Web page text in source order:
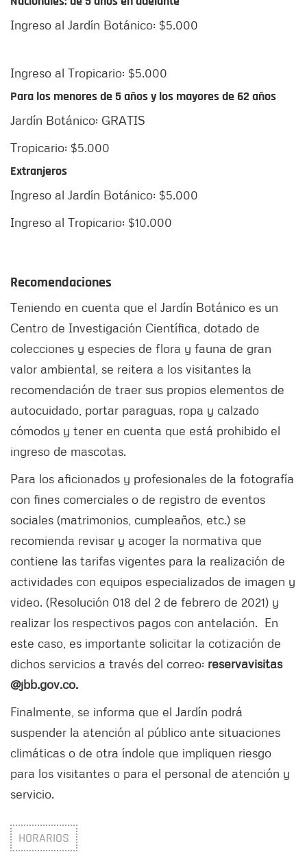
Ingreso al Jardín Botánico: $5.000
Ingreso al Tropicario: $5.000
Para los menores de 5 años y los mayores de 62 años
Jardín Botánico: GRATIS
Tropicario: $5.000
Extranjeros
Ingreso al Jardín Botánico: $5.000
Ingreso al Tropicario: $10.000
Recomendaciones
Teniendo en cuenta que el Jardín Botánico es un
Centro de Investigación Científica, dotado de
colecciones y especies de flora y fauna de gran
valor ambiental, se reitera a los visitantes la
recomendación de traer sus propios elementos de
autocuidado, portar paraguas, ropa y calzado
cómodos y tener en cuenta que está prohibido el
ingreso de mascotas.
Para los aficionados y profesionales de la fotografía
con fines comerciales o de registro de eventos
sociales (matrimonios, cumpleaños, etc.) se
recomienda revisar y acoger la normativa que
contiene las tarifas vigentes para la realización de
actividades con equipos especializados de imagen y
video. (Resolución 018 del 2 de febrero de 2021) y
realizar los respectivos pagos con antelación. En
este caso, es importante solicitar la cotización de
dichos servicios a través del correo: reservavisitas
@jbb.gov.co.
Finalmente, se informa que el Jardín podrá
suspender la atención al público ante situaciones
climáticas o de otra índole que impliquen riesgo
para los visitantes o para el personal de atención y
servicio.
HORARIOS